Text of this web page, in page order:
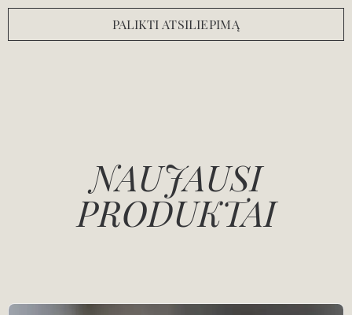
PALIKTI ATSILIEPIMĄ
NAUJAUSI
PRODUKTAI